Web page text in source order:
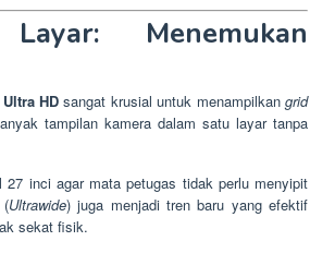
Menemukan
Ultra HD sangat krusial untuk menampilkangrid
tampilan kamera dalam satu layar tanpa
27 inci agar mata petugas tidak perlu menyipit
(Ultrawide) juga menjadi tren baru yang efektif
sekat fisik.